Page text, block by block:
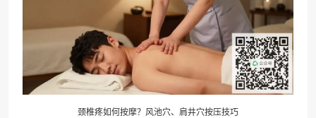
颈椎疼如何按摩？风池穴、肩井穴按压技巧